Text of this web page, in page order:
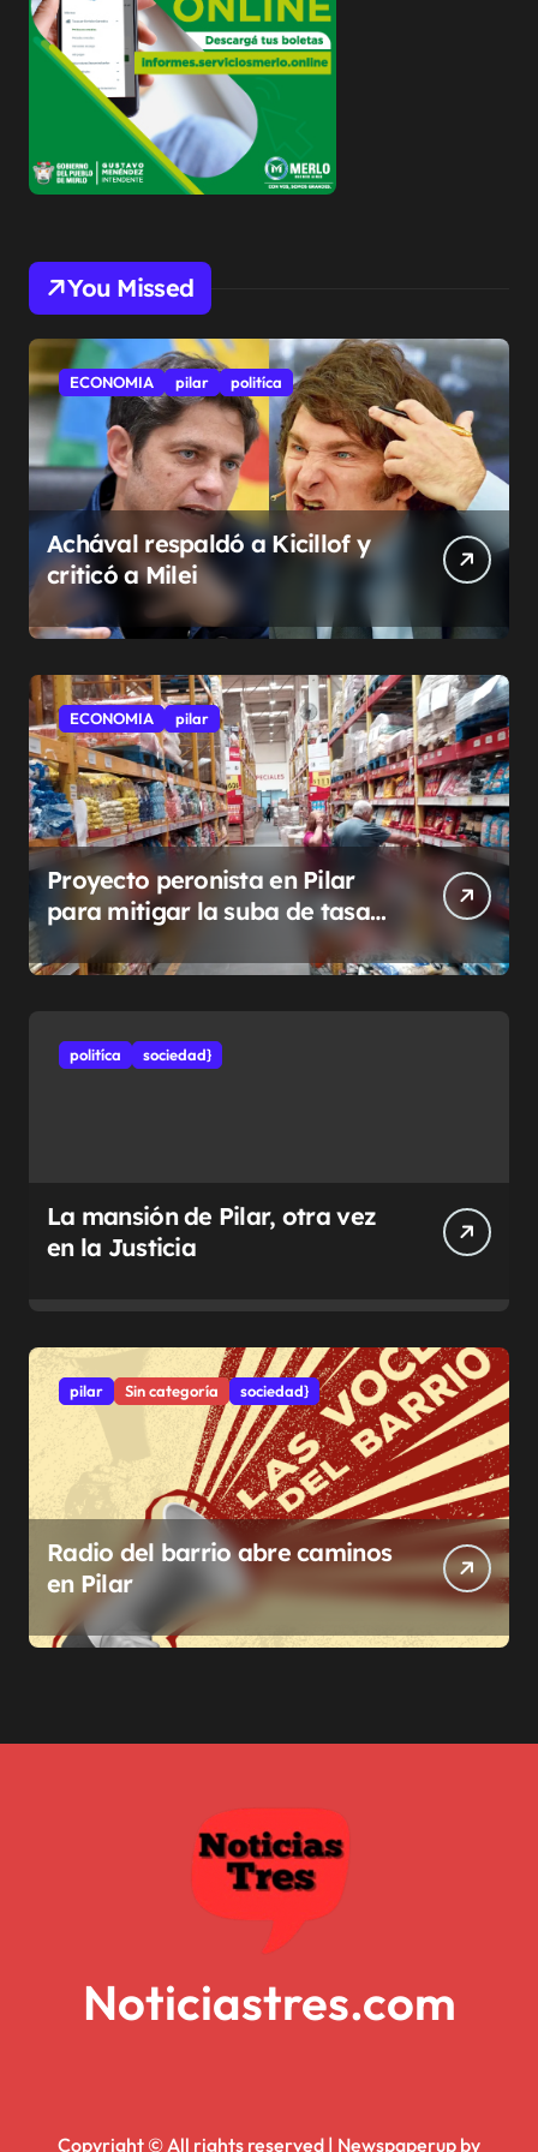
You Missed
ECONOMIA pilar politíca
Achával respaldó a Kicillof y
criticó a Milei
ECONOMIA pilar
Proyecto peronista en Pilar
para mitigar la suba de tasas
municipales
politíca sociedad}
La mansión de Pilar, otra vez
en la Justicia
pilar Sin categoría sociedad}
Radio del barrio abre caminos
en Pilar
Noticiastres.com
Copyright © All rights reserved | Newspaperup by